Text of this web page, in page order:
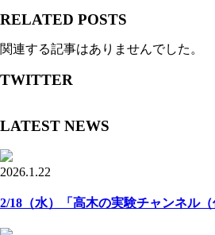
RELATED POSTS
関連する記事はありませんでした。
TWITTER
LATEST NEWS
2026.1.22
2/18（水）「高木の実験チャンネル